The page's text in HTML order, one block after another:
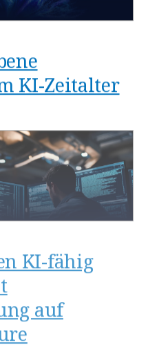
KI-Zeitalter
KI-fähig
auf